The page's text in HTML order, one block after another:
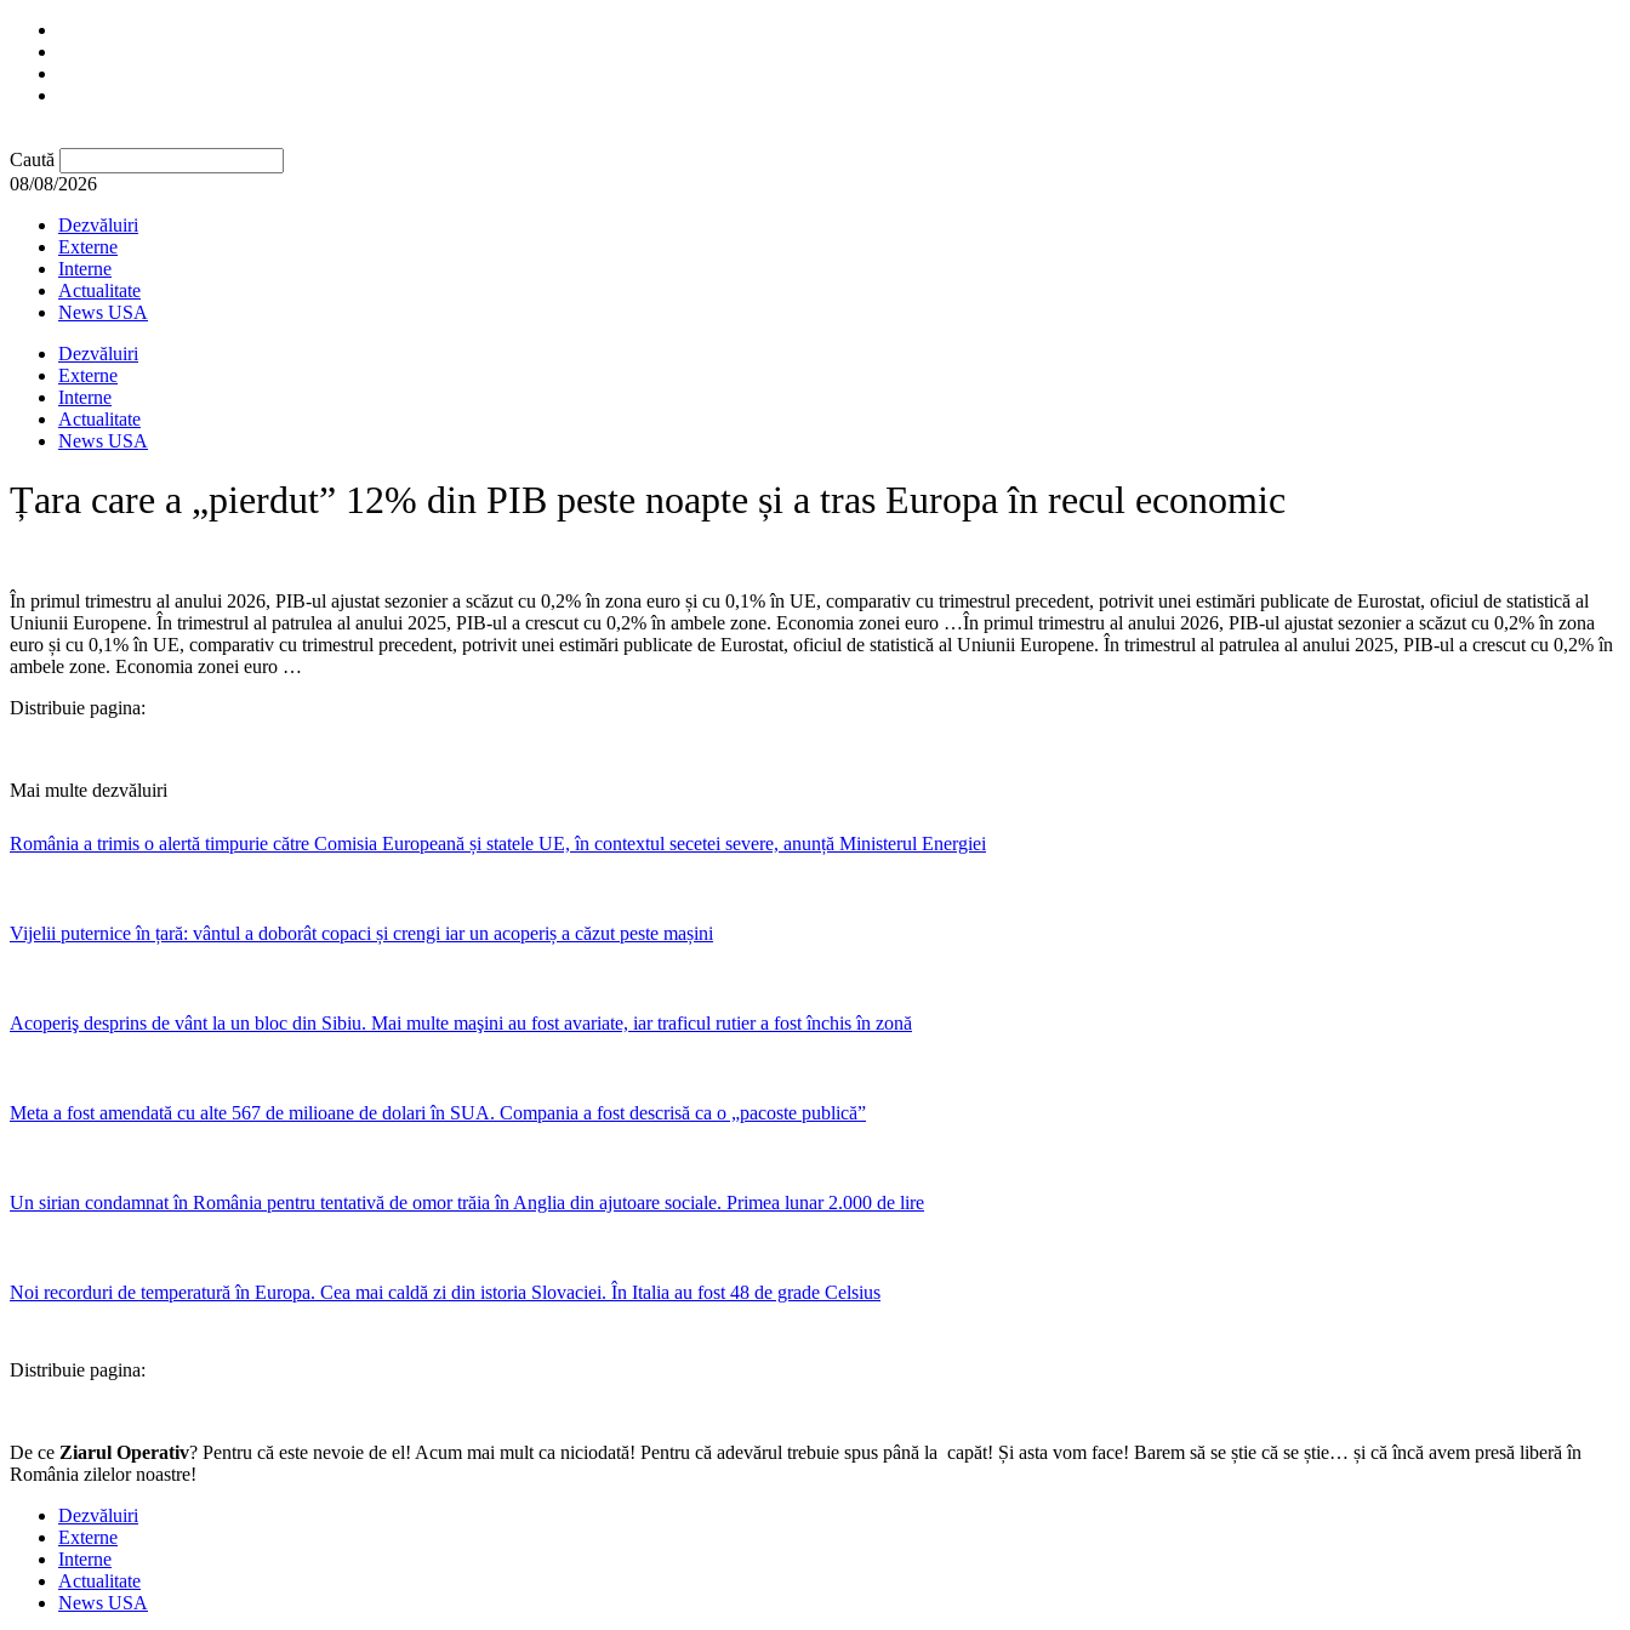
Caută
08/08/2026
Dezvăluiri
Externe
Interne
Actualitate
News USA
Dezvăluiri
Externe
Interne
Actualitate
News USA
Țara care a „pierdut” 12% din PIB peste noapte și a tras Europa în recul economic
În primul trimestru al anului 2026, PIB-ul ajustat sezonier a scăzut cu 0,2% în zona euro și cu 0,1% în UE, comparativ cu trimestrul precedent, potrivit unei estimări publicate de Eurostat, oficiul de statistică al
Uniunii Europene. În trimestrul al patrulea al anului 2025, PIB-ul a crescut cu 0,2% în ambele zone. Economia zonei euro …​În primul trimestru al anului 2026, PIB-ul ajustat sezonier a scăzut cu 0,2% în zona
euro și cu 0,1% în UE, comparativ cu trimestrul precedent, potrivit unei estimări publicate de Eurostat, oficiul de statistică al Uniunii Europene. În trimestrul al patrulea al anului 2025, PIB-ul a crescut cu 0,2% în
ambele zone. Economia zonei euro …
Distribuie pagina:
Mai multe dezvăluiri
România a trimis o alertă timpurie către Comisia Europeană și statele UE, în contextul secetei severe, anunță Ministerul Energiei
Vijelii puternice în țară: vântul a doborât copaci și crengi iar un acoperiș a căzut peste mașini
Acoperiş desprins de vânt la un bloc din Sibiu. Mai multe maşini au fost avariate, iar traficul rutier a fost închis în zonă
Meta a fost amendată cu alte 567 de milioane de dolari în SUA. Compania a fost descrisă ca o „pacoste publică”
Un sirian condamnat în România pentru tentativă de omor trăia în Anglia din ajutoare sociale. Primea lunar 2.000 de lire
Noi recorduri de temperatură în Europa. Cea mai caldă zi din istoria Slovaciei. În Italia au fost 48 de grade Celsius
Distribuie pagina:
De ce Ziarul Operativ? Pentru că este nevoie de el! Acum mai mult ca niciodată! Pentru că adevărul trebuie spus până la capăt! Și asta vom face! Barem să se știe că se știe… și că încă avem presă liberă în
România zilelor noastre!
Dezvăluiri
Externe
Interne
Actualitate
News USA